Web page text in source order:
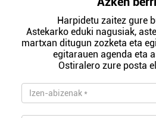
Harpidetu zaitez gure
Astekarko eduki nagusiak,
martxan ditugun zozketa eta
egitarauen agenda eta
Ostiralero zure posta